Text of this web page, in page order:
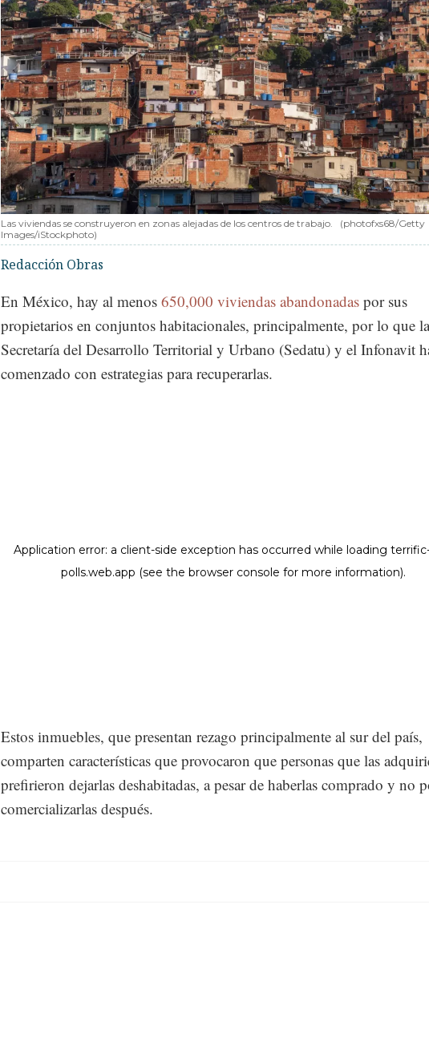
Las viviendas se construyeron en zonas alejadas de los centros de trabajo.
(photofxs68/Getty
Images/iStockphoto)
Redacción Obras
En México, hay al menos 650,000 viviendas abandonadas por sus
propietarios en conjuntos habitacionales, principalmente, por lo que la
Secretaría del Desarrollo Territorial y Urbano (Sedatu) y el Infonavit
comenzado con estrategias para recuperarlas.
Estos inmuebles, que presentan rezago principalmente al sur del país,
comparten características que provocaron que personas que las
prefirieron dejarlas deshabitadas, a pesar de haberlas comprado y no
comercializarlas después.